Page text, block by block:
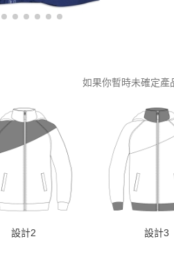
如果你暫時未確定產
設計2 設計3